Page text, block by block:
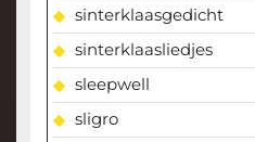
sinterklaasgedicht
sinterklaasliedjes
sleepwell
sligro